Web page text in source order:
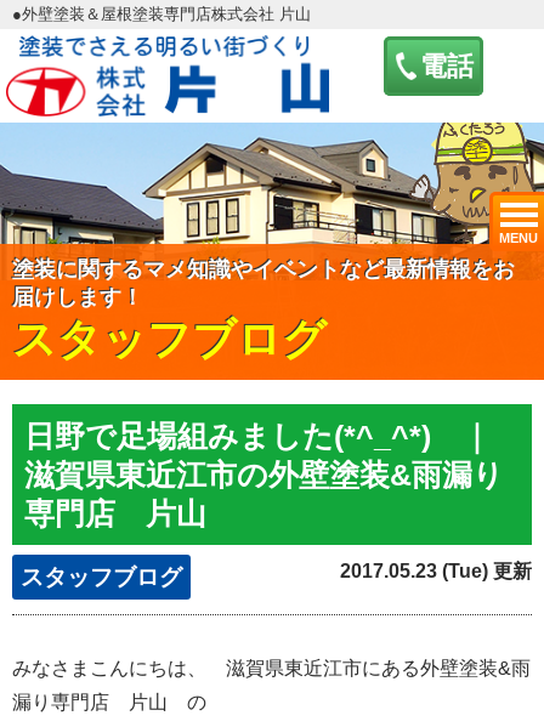
電話
MENU
●外壁塗装＆屋根塗装専門店株式会社 片山
塗装に関するマメ知識やイベントなど最新情報をお
届けします！
スタッフブログ
日野で足場組みました(*^_^*) ｜
滋賀県東近江市の外壁塗装&雨漏り
専門店 片山
スタッフブログ 2017.05.23 (Tue) 更新
みなさまこんにちは、 滋賀県東近江市にある外壁塗装&雨
漏り専門店 片山 の